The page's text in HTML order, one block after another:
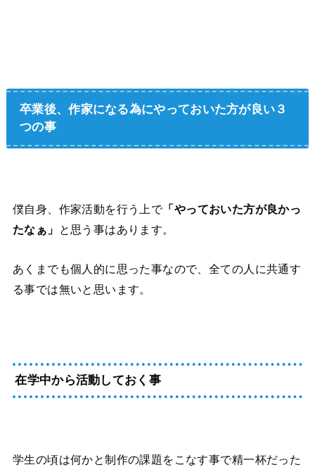
卒業後、作家になる為にやっておいた方が良い３
つの事
僕自身、作家活動を行う上で「やっておいた方が良かっ
たなぁ」
と思う事はあります。
あくまでも個人的に思った事なので、全ての人に共通す
る事では無いと思います。
在学中から活動しておく事
学生の頃は何かと制作の課題をこなす事で精一杯だった